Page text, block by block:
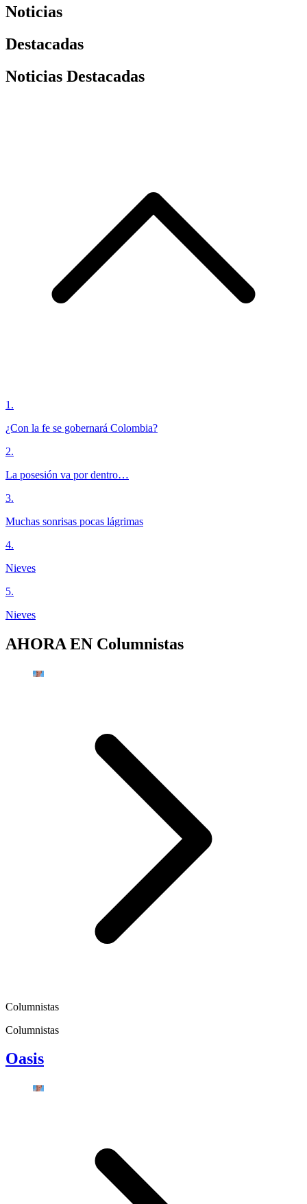
Noticias
Destacadas
Noticias Destacadas
1 .
¿Con la fe se gobernará Colombia?
2.
La posesión va por dentro…
3.
Muchas sonrisas pocas lágrimas
4.
Nieves
5.
Nieves
AHORA EN Columnistas
Columnistas
Columnistas
Oasis